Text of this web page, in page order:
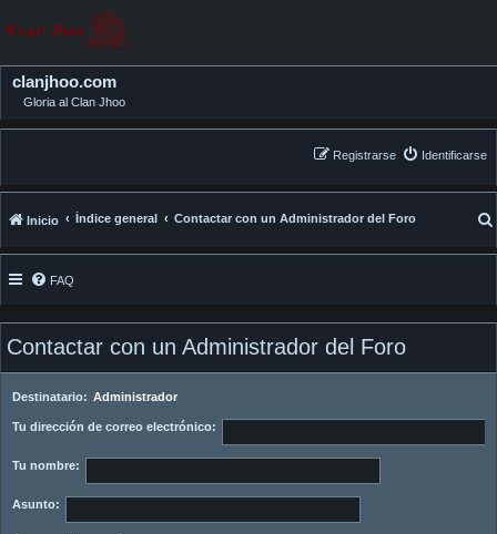
clanjhoo.com
Gloria al Clan Jhoo
Identificarse
Registrarse
Inicio Índice general Contactar con un Administrador del Foro
FAQ
Contactar con un Administrador del Foro
Destinatario: Administrador
Tu dirección de correo electrónico:
Tu nombre:
Asunto: